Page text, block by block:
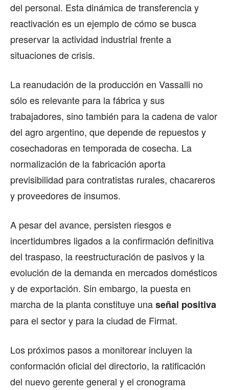
del personal. Esta dinámica de transferencia y
reactivación es un ejemplo de cómo se busca
preservar la actividad industrial frente a
situaciones de crisis.
La reanudación de la producción en Vassalli no
sólo es relevante para la fábrica y sus
trabajadores, sino también para la cadena de valor
del agro argentino, que depende de repuestos y
cosechadoras en temporada de cosecha. La
normalización de la fabricación aporta
previsibilidad para contratistas rurales, chacareros
y proveedores de insumos.
A pesar del avance, persisten riesgos e
incertidumbres ligados a la confirmación definitiva
del traspaso, la reestructuración de pasivos y la
evolución de la demanda en mercados domésticos
y de exportación. Sin embargo, la puesta en
marcha de la planta constituye unaseñal positiva
para el sector y para la ciudad de Firmat.
Los próximos pasos a monitorear incluyen la
conformación oficial del directorio, la ratificación
del nuevo gerente general y el cronograma